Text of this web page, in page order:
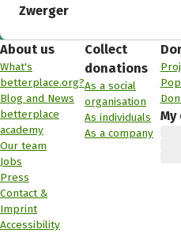
Zwerger
About us
What's
betterplace.org?
Blog and News
betterplace
academy
Our team
Jobs
Press
Contact &
Imprint
Accessibility
Collect
donations
As a social
organisation
As individuals
As a company